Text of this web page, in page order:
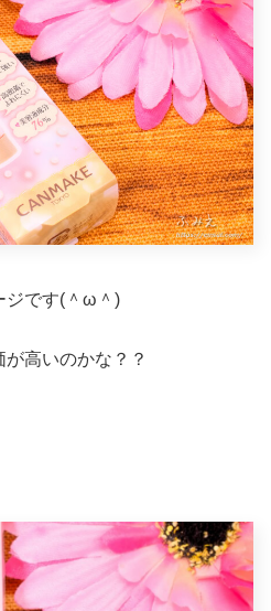
ジです(＾ω＾)
高いのかな？？